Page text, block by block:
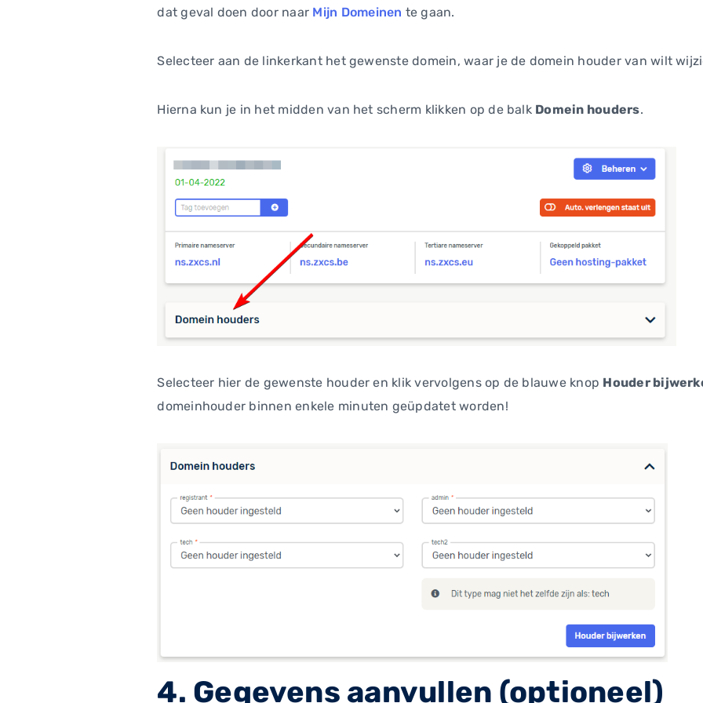
dat geval doen door naar Mijn Domeinen te gaan.
Selecteer aan de linkerkant het gewenste domein, waar je de domein houder van wilt
Hierna kun je in het midden van het scherm klikken op de balk Domein houders.
Selecteer hier de gewenste houder en klik vervolgens op de blauwe knop Houder
domeinhouder binnen enkele minuten geüpdatet worden!
4. Gegevens aanvullen (optioneel)